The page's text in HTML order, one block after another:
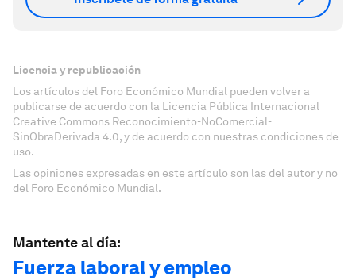
Licencia y republicación
Los artículos del Foro Económico Mundial pueden volver a
publicarse de acuerdo con la Licencia Pública Internacional
Creative Commons Reconocimiento-NoComercial-
SinObraDerivada 4.0, y de acuerdo con nuestras condiciones de
uso.
Las opiniones expresadas en este artículo son las del autor y no
del Foro Económico Mundial.
Mantente al día:
Fuerza laboral y empleo